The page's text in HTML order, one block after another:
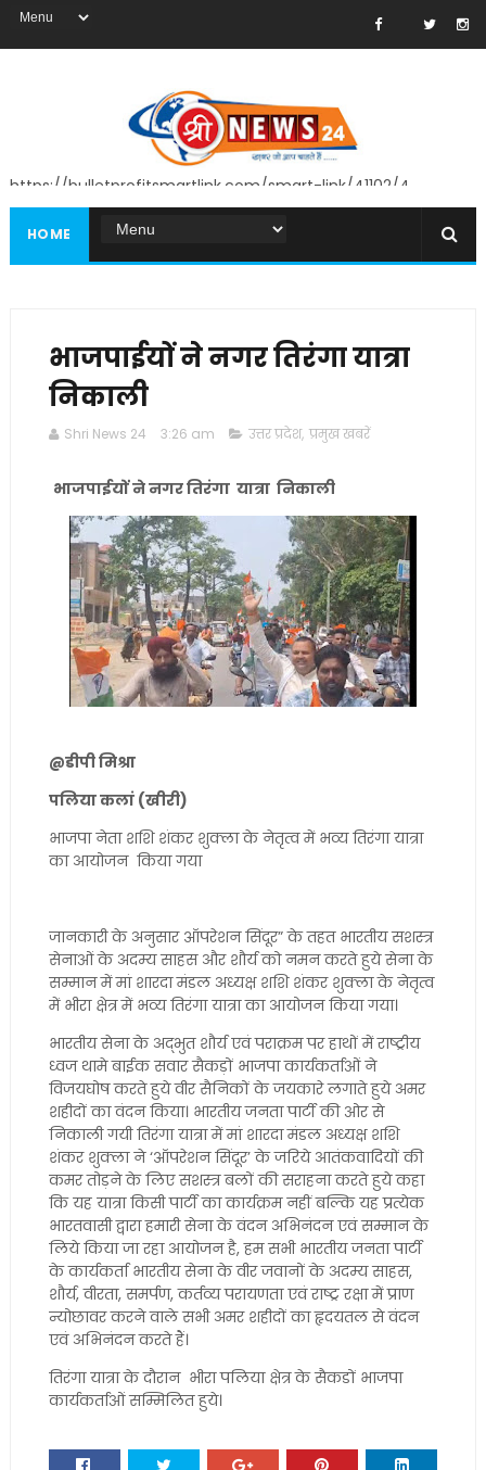
https://bulletprofitsmartlink.com/smart-link/41102/4
HOME
भाजपाईयों ने नगर तिरंगा यात्रा
निकाली
Shri News 24 3:26 am उत्तर प्रदेश, प्रमुख खबरें
भाजपाईयों ने नगर तिरंगा यात्रा निकाली
@डीपी मिश्रा
पलिया कलां (खीरी)
भाजपा नेता शशि शंकर शुक्ला के नेतृत्व में भव्य तिरंगा यात्रा
का आयोजन किया गया
जानकारी के अनुसार ऑपरेशन सिंदूर” के तहत भारतीय सशस्त्र
सेनाओं के अदम्य साहस और शौर्य को नमन करते हुये सेना के
सम्मान में मां शारदा मंडल अध्यक्ष शशि शंकर शुक्ला के नेतृत्व
में भीरा क्षेत्र में भव्य तिरंगा यात्रा का आयोजन किया गया।
भारतीय सेना के अद्भुत शौर्य एवं पराक्रम पर हाथों में राष्ट्रीय
ध्वज थामे बाईक सवार सैकड़ों भाजपा कार्यकर्ताओं ने
विजयघोष करते हुये वीर सैनिकों के जयकारे लगाते हुये अमर
शहीदों का वंदन किया। भारतीय जनता पार्टी की ओर से
निकाली गयी तिरंगा यात्रा में मां शारदा मंडल अध्यक्ष शशि
शंकर शुक्ला ने ‘ऑपरेशन सिंदूर’ के जरिये आतंकवादियों की
कमर तोड़ने के लिए सशस्त्र बलों की सराहना करते हुये कहा
कि यह यात्रा किसी पार्टी का कार्यक्रम नहीं बल्कि यह प्रत्येक
भारतवासी द्वारा हमारी सेना के वंदन अभिनंदन एवं सम्मान के
लिये किया जा रहा आयोजन है, हम सभी भारतीय जनता पार्टी
के कार्यकर्ता भारतीय सेना के वीर जवानों के अदम्य साहस,
शौर्य, वीरता, समर्पण, कर्तव्य परायणता एवं राष्ट्र रक्षा में प्राण
न्योछावर करने वाले सभी अमर शहीदों का हृदयतल से वंदन
एवं अभिनंदन करते हैं।
तिरंगा यात्रा के दौरान भीरा पलिया क्षेत्र के सैकडों भाजपा
कार्यकर्ताओं सम्मिलित हुये।